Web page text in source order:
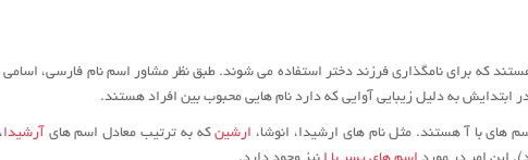
که برای نامگذاری فرزند دختر استفاده می شوند. طبق نظر مشاور اسم نام فارسی، اسامی
ابتدایش به دلیل زیبایی آوایی که دارد نام هایی محبوب بین افراد هستند.
های با آ هستند. مثل نام های ارشیدا، انوشا، ارشینکه به ترتیب معادل اسم های آرشیدا